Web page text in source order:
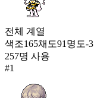
큐티 펑크(여)
609
162
새벽별 연회복
전체 계열
색조165채도91 명도-3
257명 사용
#1